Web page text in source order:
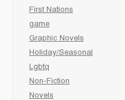
First Nations
game
Graphic Novels
Holiday/Seasonal
Lgbtq
Non-Fiction
Novels